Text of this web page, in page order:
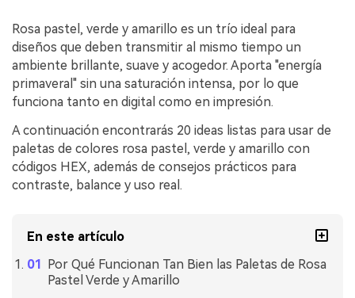
Rosa pastel, verde y amarillo es un trío ideal para
diseños que deben transmitir al mismo tiempo un
ambiente brillante, suave y acogedor. Aporta "energía
primaveral" sin una saturación intensa, por lo que
funciona tanto en digital como en impresión.
A continuación encontrarás 20 ideas listas para usar de
paletas de colores rosa pastel, verde y amarillo con
códigos HEX, además de consejos prácticos para
contraste, balance y uso real.
En este artículo
Por Qué Funcionan Tan Bien las Paletas de Rosa
Pastel Verde y Amarillo